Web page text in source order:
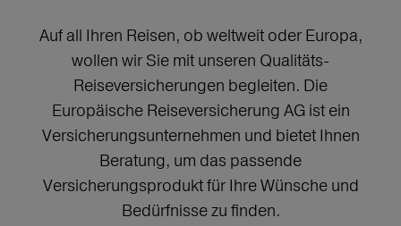
Auf all Ihren Reisen, ob weltweit oder Europa,
wollen wir Sie mit unseren Qualitäts-
Reiseversicherungen begleiten. Die
Europäische Reiseversicherung AG ist ein
Versicherungsunternehmen und bietet Ihnen
Beratung, um das passende
Versicherungsprodukt für Ihre Wünsche und
Bedürfnisse zu finden.